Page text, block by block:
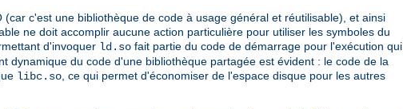
c'est une bibliothèque de code à usage général et réutilisable), et ainsi
ne doit accomplir aucune action particulière pour utiliser les symboles du
d'invoquer ld.so fait partie du code de démarrage pour l'exécution qui
du code d'une bibliothèque partagée est évident : le code de la
libc.so, ce qui permet d'économiser de l'espace disque pour les autres